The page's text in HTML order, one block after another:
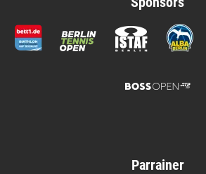
Parrainer